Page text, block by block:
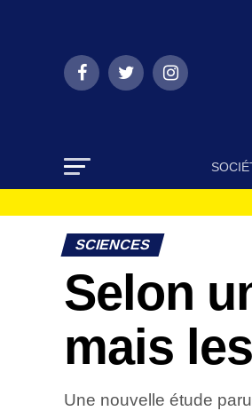
SCIENCES
Selon
mais
Une nouvelle étude